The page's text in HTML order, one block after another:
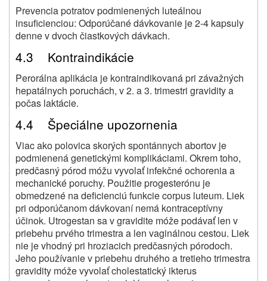
Prevencia potratov podmienených luteálnou
insuficienciou: Odporúčané dávkovanie je 2-4 kapsuly
denne v dvoch čiastkových dávkach.
4.3 Kontraindikácie
Perorálna aplikácia je kontraindikovaná pri závažných
hepatálnych poruchách, v 2. a 3. trimestri gravidity a
počas laktácie.
4.4 Špeciálne upozornenia
Viac ako polovica skorých spontánnych abortov je
podmienená genetickými komplikáciami. Okrem toho,
predčasný pórod móžu vyvolať infekčné ochorenia a
mechanické poruchy. Použitie progesterónu je
obmedzené na deficienciú funkcie corpus luteum. Liek
pri odporúčanom dávkovaní nemá kontraceptívny
účinok. Utrogestan sa v gravidite móže podávať len v
priebehu prvého trimestra a len vaginálnou cestou. Liek
nie je vhodný pri hroziacich predčasných pórodoch.
Jeho používanie v priebehu druhého a tretieho trimestra
gravidity móže vyvolať cholestatický ikterus